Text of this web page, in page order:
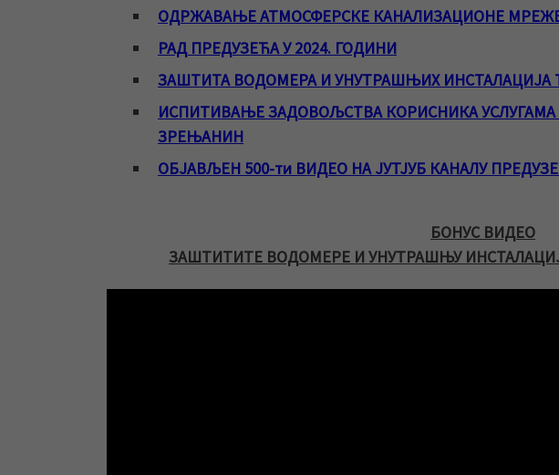
ОДРЖАВАЊЕ АТМОСФЕРСКЕ КАНАЛИЗАЦИОНЕ
РАД ПРЕДУЗЕЋА У 2024. ГОДИНИ
ЗАШТИТА ВОДОМЕРА И УНУТРАШЊИХ
ИСПИТИВАЊЕ ЗАДОВОЉСТВА КОРИСНИКА
ЗРЕЊАНИН
ОБЈАВЉЕН 500-ти ВИДЕО НА ЈУТЈУБ КАНАЛУ
БОНУС ВИДЕО
ЗАШТИТИТЕ ВОДОМЕРЕ И УНУТРАШЊУ